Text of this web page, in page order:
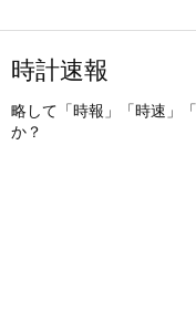
時計速報
略して「時報」「時速」
か？